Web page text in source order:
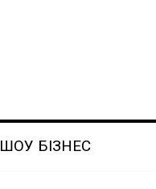
ШОУ БІЗНЕС